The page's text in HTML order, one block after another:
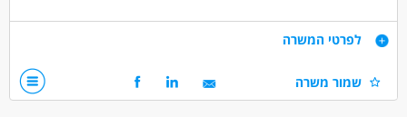
עבודה מלאה/חלקית/משמרות/קבועה/זמנית
המשרה מיועדת לנשים וגברים כאחד.
דרישות
מוסר עבודה, אחראיות
לפרטי המשרה
שמור משרה